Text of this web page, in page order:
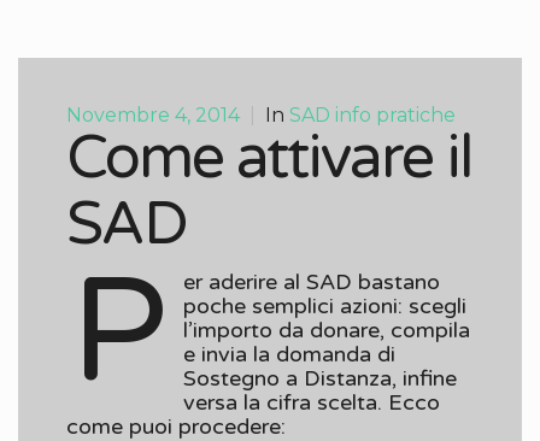
Novembre 4, 2014 In SAD info pratiche
Come attivare il
SAD
P
er aderire al SAD bastano
poche semplici azioni: scegli
l’importo da donare, compila
e invia la domanda di
Sostegno a Distanza, infine
versa la cifra scelta. Ecco
come puoi procedere: